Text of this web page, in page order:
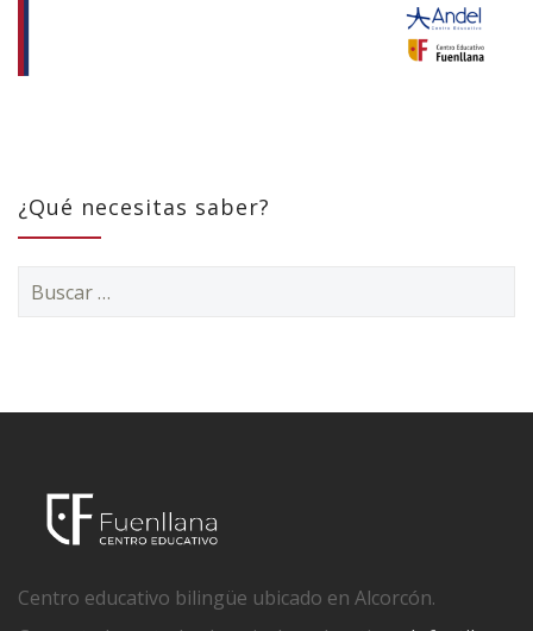
¿Qué necesitas saber?
Centro educativo bilingüe ubicado en Alcorcón.